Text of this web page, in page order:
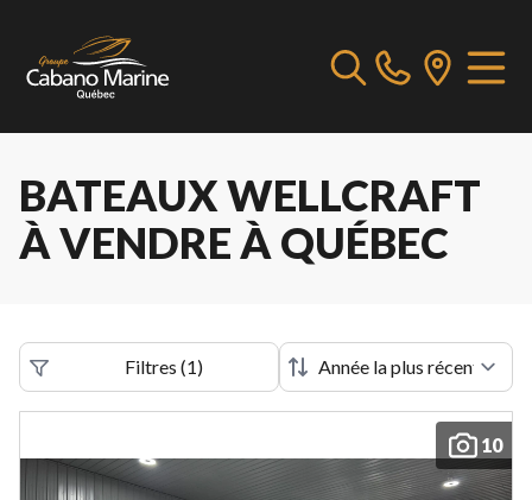
BATEAUX WELLCRAFT
À VENDRE À QUÉBEC
Filtres (1)
10